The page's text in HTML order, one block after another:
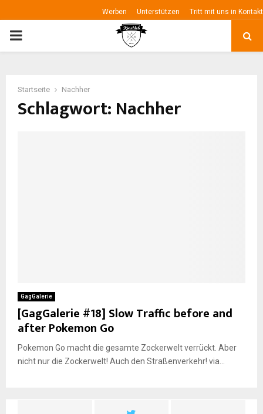
Werben Unterstützen Tritt mit uns in Kontakt
P
E
N
U
Startseite Nachher
Schlagwort: Nachher
GagGalerie
[GagGalerie #18] Slow Traffic before and
after Pokemon Go
Pokemon Go macht die gesamte Zockerwelt verrückt. Aber
nicht nur die Zockerwelt! Auch den Straßenverkehr! via...